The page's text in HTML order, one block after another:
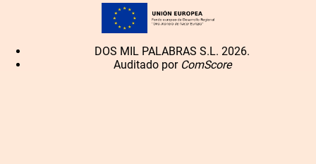
DOS MIL PALABRAS S.L. 2026.
Auditado por ComScore